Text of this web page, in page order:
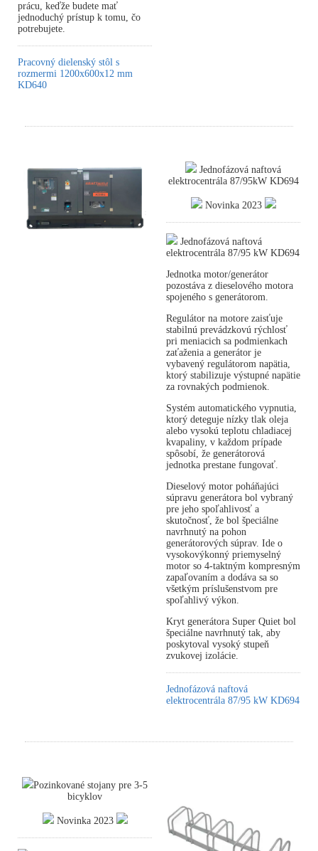
prácu, keďže budete mať
jednoduchý prístup k tomu, čo
potrebujete.
Pracovný dielenský stôl s
rozmermi 1200x600x12 mm
KD640
Jednofázová naftová
elektrocentrála 87/95kW KD694
Novinka 2023
Jednofázová naftová
elektrocentrála 87/95 kW KD694
Jednotka motor/generátor
pozostáva z dieselového motora
spojeného s generátorom.
Regulátor na motore zaisťuje
stabilnú prevádzkovú rýchlosť
pri meniacich sa podmienkach
zaťaženia a generátor je
vybavený regulátorom napätia,
ktorý stabilizuje výstupné napätie
za rovnakých podmienok.
Systém automatického vypnutia,
ktorý deteguje nízky tlak oleja
alebo vysokú teplotu chladiacej
kvapaliny, v každom prípade
spôsobí, že generátorová
jednotka prestane fungovať.
Dieselový motor poháňajúci
súpravu generátora bol vybraný
pre jeho spoľahlivosť a
skutočnosť, že bol špeciálne
navrhnutý na pohon
generátorových súprav. Ide o
vysokovýkonný priemyselný
motor so 4-taktným kompresným
zapaľovaním a dodáva sa so
všetkým príslušenstvom pre
spoľahlivý výkon.
Kryt generátora Super Quiet bol
špeciálne navrhnutý tak, aby
poskytoval vysoký stupeň
zvukovej izolácie.
Jednofázová naftová
elektrocentrála 87/95 kW KD694
Pozinkované stojany pre 3-5
bicyklov
Novinka 2023